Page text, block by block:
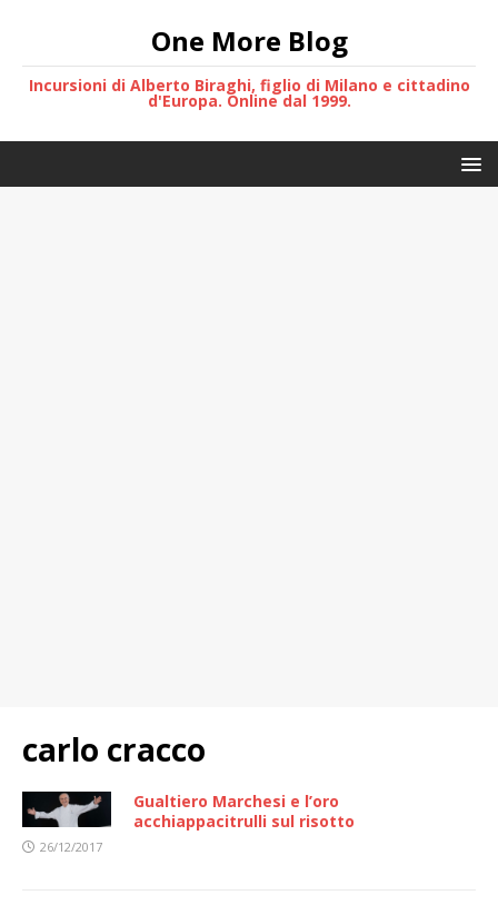
One More Blog
Incursioni di Alberto Biraghi, figlio di Milano e cittadino
d'Europa. Online dal 1999.
carlo cracco
Gualtiero Marchesi e l’oro
acchiappacitrulli sul risotto
26/12/2017